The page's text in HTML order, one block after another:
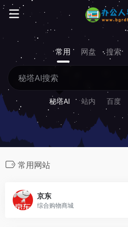
常用 网盘 搜索
秘塔AI 站内 百度
常用网站
京东
综合购物商城